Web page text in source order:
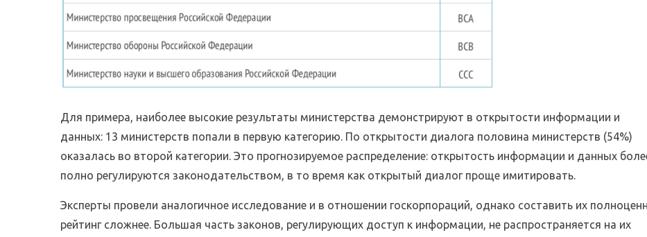
Для примера, наиболее высокие результаты министерства демонстрируют в открытости информации и
данных: 13 министерств попали в первую категорию. По открытости диалога половина министерств (54%)
оказалась во второй категории. Это прогнозируемое распределение: открытость информации и данных
полно регулируются законодательством, в то время как открытый диалог проще имитировать.
Эксперты провели аналогичное исследование и в отношении госкорпораций, однако составить их
рейтинг сложнее. Большая часть законов, регулирующих доступ к информации, не распространяется на их